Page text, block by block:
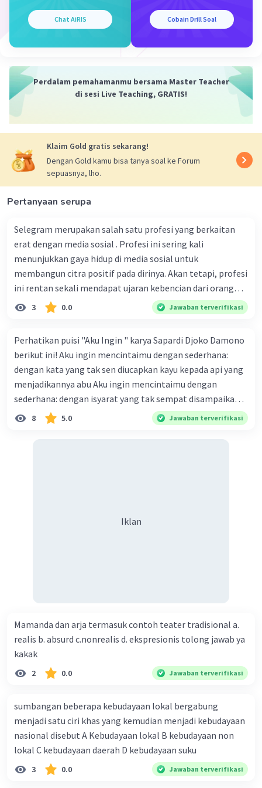
kompleks dan fakta bahwa mata wanita dalam
menciptakan kesan interaksi yang unik.
Beri Rating ·
B. Leonardo da Vinci.
Chat AiRIS Cobain Drill Soal
Perdalam pemahamanmu bersama Master Teacher
di sesi Live Teaching, GRATIS!
Klaim Gold gratis sekarang!
Dengan Gold kamu bisa tanya soal ke Forum
sepuasnya, lho.
Pertanyaan serupa
Selegram merupakan salah satu profesi yang berkaitan
erat dengan media sosial . Profesi ini sering kali
menunjukkan gaya hidup di media sosial untuk
membangun citra positif pada dirinya. Akan tetapi, profesi
ini rentan sekali mendapat ujaran kebencian dari orang
yang tidak dikenal di media sosial. Bentuk pelanggaran
hak warga negara yang terjadi pada ilustrasi tersebut
cyberbulling c. diskriminasi d. persekusi e. genosida
3 0.0 Jawaban terverifikasi
Perhatikan puisi "Aku Ingin " karya Sapardi Djoko Damono
berikut ini! Aku ingin mencintaimu dengan sederhana:
dengan kata yang tak sen diucapkan kayu kepada api yang
menjadikannya abu Aku ingin mencintaimu dengan
sederhana: dengan isyarat yang tak sempat disampaikan
awan kepada hujan yang menjadikannya tiada Penyair
mencintai seseorang dengan setulus hat dan dengan cara
kata yang tak sempat diucapkan kayu kepar'a api yang
8 5.0 Jawaban terverifikasi
Iklan
Mamanda dan arja termasuk contoh teater tradisional a.
realis b. absurd c.nonrealis d. ekspresionis tolong jawab ya
kakak
2 0.0 Jawaban terverifikasi
sumbangan beberapa kebudayaan lokal bergabung
menjadi satu ciri khas yang kemudian menjadi kebudayaan
nasional disebut A Kebudayaan lokal B kebudayaan non
lokal C kebudayaan daerah D kebudayaan suku
3 0.0 Jawaban terverifikasi